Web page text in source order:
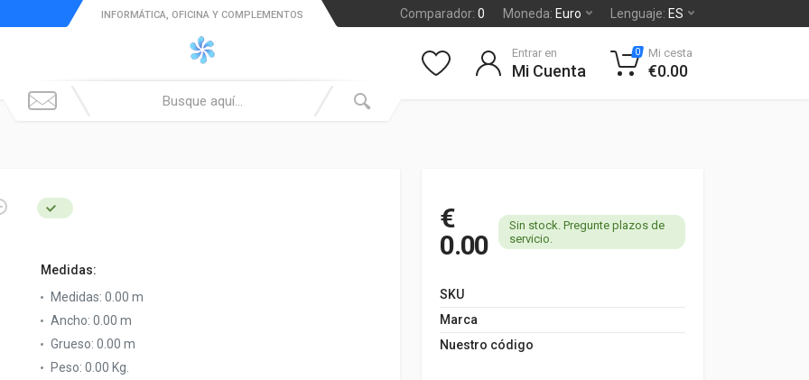
Comparador: 0 Moneda: Euro Lenguaje: ES
INFORMÁTICA, OFICINA Y COMPLEMENTOS
Entrar en
Mi Cuenta
0 Mi cesta
€0.00
Medidas:
Medidas: 0.00 m
Ancho: 0.00 m
Grueso: 0.00 m
Peso: 0.00 Kg.
€
0.00
Sin stock. Pregunte plazos de
servicio.
SKU
Marca
Nuestro código